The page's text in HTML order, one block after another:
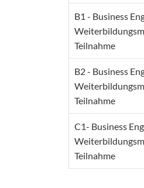
B1 - Business
Teilnahme
B2 - Business
Teilnahme
C1- Business
Teilnahme